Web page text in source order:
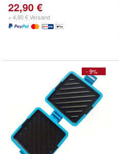
22,90 €
+ 4,90 € Versand
- 9%